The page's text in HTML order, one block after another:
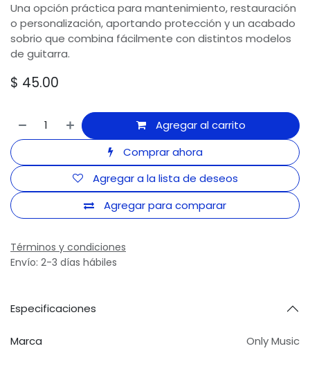
Una opción práctica para mantenimiento, restauración
o personalización, aportando protección y un acabado
sobrio que combina fácilmente con distintos modelos
de guitarra.
$ 45.00
Agregar al carrito
Comprar ahora
Agregar para comparar
Agregar a la lista de deseos
Términos y condiciones
Envío: 2-3 días hábiles
Especificaciones
Marca Only Music